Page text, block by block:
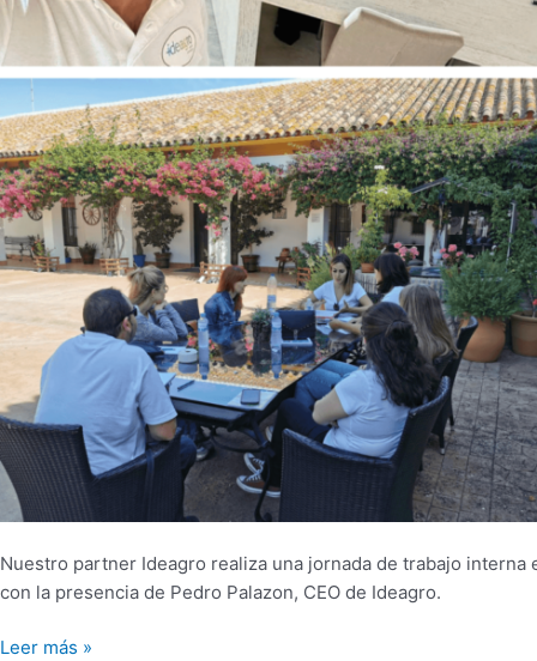
Nuestro partner Ideagro realiza una jornada de trabajo
con la presencia de Pedro Palazon, CEO de Ideagro.
Leer más »